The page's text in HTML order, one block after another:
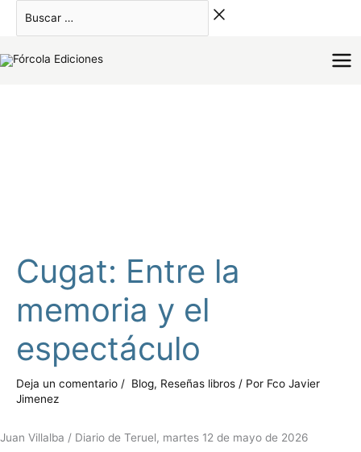
Cugat: Entre la
memoria y el
espectáculo
Deja un comentario / Blog, Reseñas libros / Por Fco Javier
Jimenez
Juan Villalba / Diario de Teruel, martes 12 de mayo de 2026